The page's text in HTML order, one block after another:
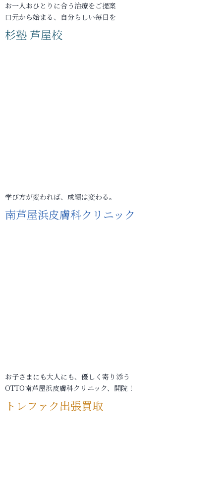
お一人おひとりに合う治療をご提案
口元から始まる、自分らしい毎日を
杉塾 芦屋校
学び方が変われば、成績は変わる。
南芦屋浜皮膚科クリニック
お子さまにも大人にも、優しく寄り添う
OTTO南芦屋浜皮膚科クリニック、開院！
トレファク出張買取